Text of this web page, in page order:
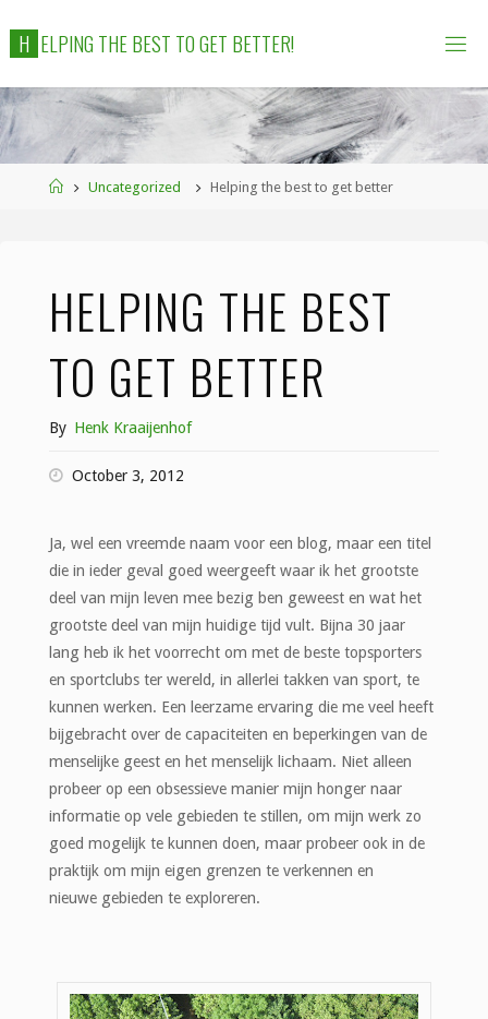
H ELPING THEBEST TOGET BETTER!
HomeUncategorized Helping the best to get better
HELPING THE BEST
TO GET BETTER
By Henk Kraaijenhof
October 3, 2012
Ja, wel een vreemde naam voor een blog, maar een titel
die in ieder geval goed weergeeft waar ik het grootste
deel van mijn leven mee bezig ben geweest en wat het
grootste deel van mijn huidige tijd vult. Bijna 30 jaar
lang heb ik het voorrecht om met de beste topsporters
en sportclubs ter wereld, in allerlei takken van sport, te
kunnen werken. Een leerzame ervaring die me veel heeft
bijgebracht over de capaciteiten en beperkingen van de
menselijke geest en het menselijk lichaam. Niet alleen
probeer op een obsessieve manier mijn honger naar
informatie op vele gebieden te stillen, om mijn werk zo
goed mogelijk te kunnen doen, maar probeer ook in de
praktijk om mijn eigen grenzen te verkennen en
nieuwe gebieden te exploreren.